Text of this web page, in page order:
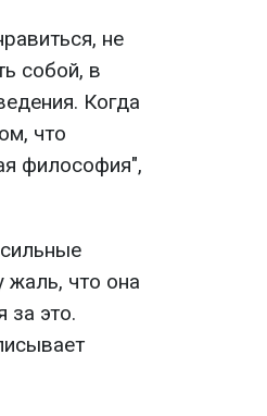
не
собой, в
Когда
что
философия",
жаль, что она
за это.